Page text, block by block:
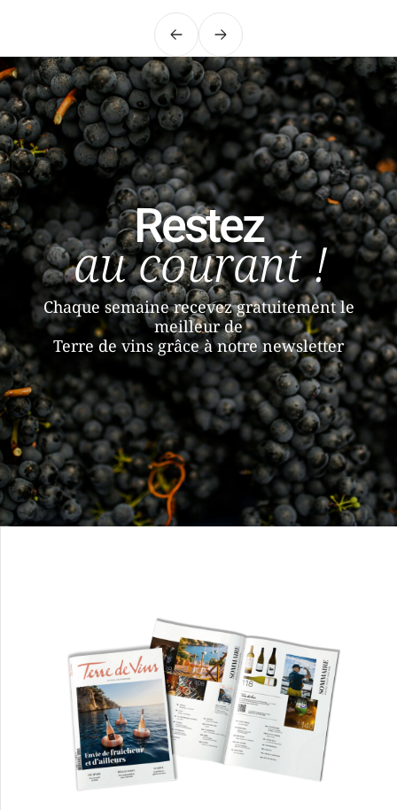
PrécédentSuivant
Restez
au courant !
Chaque semaine recevez gratuitement le
meilleur de
Terre de vins grâce à notre newsletter